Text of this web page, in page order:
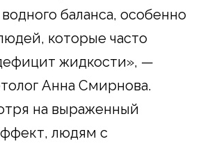
баланса, особенно
которые часто
жидкости», —
Анна Смирнова.
на выраженный
людям с